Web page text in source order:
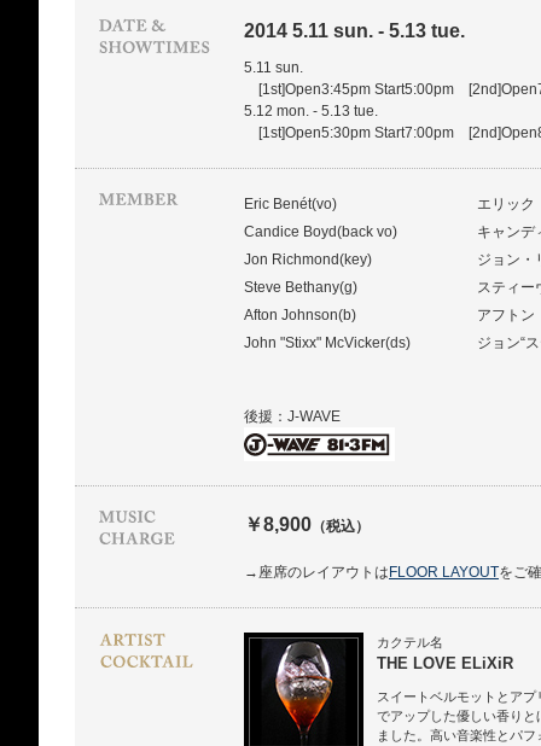
2014 5.11 sun. - 5.13 tue.
5.11 sun.
[1st]Open3:45pm Start5:00pm
5.12 mon. - 5.13 tue.
[1st]Open5:30pm Start7:00pm
Eric Benét(vo)
エリック
Candice Boyd(back vo)
キャンデ
Jon Richmond(key)
ジョン・
Steve Bethany(g)
スティー
Afton Johnson(b)
アフトン
John "Stixx" McVicker(ds)
ジョン“
後援：J-WAVE
￥8,900 （税込）
→座席のレイアウトは FLOOR LAYOUTをご
カクテル名
THE LOVE ELiXiR
スイートベルモットとア
でアップした優しい香り
ました。高い音楽性とパ